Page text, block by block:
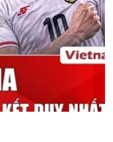
ngừng giao